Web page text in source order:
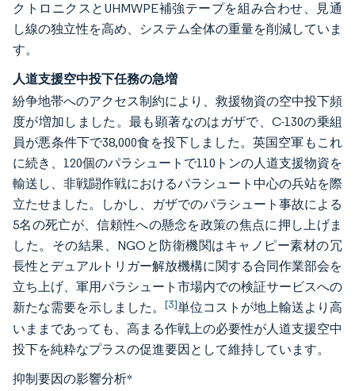
クトロニクスとUHMWPE補強テープを組み合わせ、見通
し線の独立性を高め、システム全体の重量を削減していま
す。
人道支援空中投下任務の急増
紛争地帯へのアクセス制約により、救援物資の空中投下頻
度が増加しました。最も顕著なのはガザで、C-130の乗組
員が悪条件下で38,000食を投下しました。英国空軍もこれ
に続き、120個のパラシュートで110トンの人道支援物資を
輸送し、非戦闘作戦におけるパラシュート中心の兵站を際
立たせました。しかし、ガザでのパラシュート事故による
5名の死亡が、信頼性への懸念を政策の焦点に押し上げま
した。その結果、NGOと防衛機関はキャノピー素材の冗
長性とデュアルトリガー解放機構に関する合同作業部会を
立ち上げ、軍用パラシュート市場内での検証サービスへの
新たな需要を示しました。 [3]単位コストが地上輸送より高
いままであっても、高まる作戦上の必要性が人道支援空中
投下を純粋なプラスの促進要因として維持しています。
抑制要因の影響分析*